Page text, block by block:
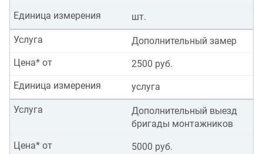
шт.
Единица измерения
Дополнительный замер
Услуга
2500 руб.
Цена* от
услуга
Единица измерения
Дополнительный выезд
бригады монтажников
Услуга
5000 руб.
Цена* от